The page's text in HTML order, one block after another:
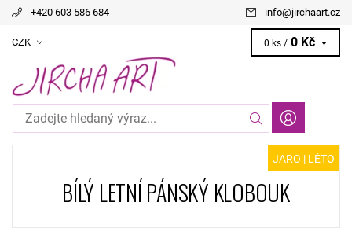
+420 603 586 684 info@jirchaart.cz
CZK 0 ks / 0 Kč
JARO | LÉTO
BÍLÝ LETNÍ PÁNSKÝ KLOBOUK